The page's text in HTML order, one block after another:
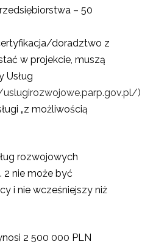
– 50
doradztwo z
w projekcie, muszą
Usług
)
„z możliwością
rozwojowych
2 nie może być
i nie wcześniejszy niż
2 500 000 PLN